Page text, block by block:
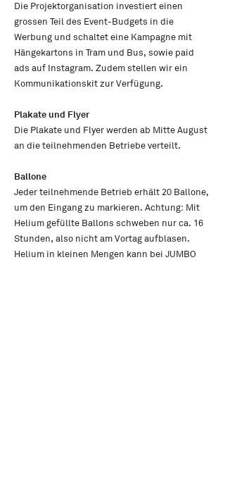
Die Projektorganisation investiert einen
grossen Teil des Event-Budgets in die
Werbung und schaltet eine Kampagne mit
Hängekartons in Tram und Bus, sowie paid
ads auf Instagram. Zudem stellen wir ein
Kommunikationskit zur Verfügung.
Plakate und Flyer
​Die Plakate und Flyer werden ab Mitte August
an die teilnehmenden Betriebe verteilt.
Ballone
Jeder teilnehmende Betrieb erhält 20 Ballone,
um den Eingang zu markieren. Achtung: Mit
Helium gefüllte Ballons schweben nur ca. 16
Stunden, also nicht am Vortag aufblasen.
Helium in kleinen Mengen kann bei JUMBO